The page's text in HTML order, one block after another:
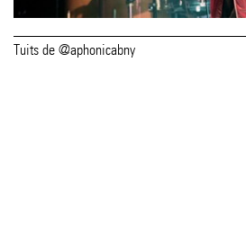
Tuits de @aphonicabny